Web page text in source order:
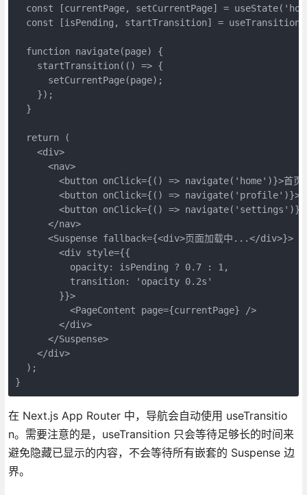
const [currentPage, setCurrentPage] =
const [isPending, startTransition] =
  function navigate(page) {
    startTransition(() => {
      setCurrentPage(page);
    });
  }
  return (
    <div>
      <nav>
<button onClick={() => navigate('home')}>首页
<button onClick={() => navigate('profile')}>
<button onClick={() => navigate('settings')}>
      </nav>
      <Suspense fallback={<div>页面加载中...</div>}>
        <div style={{
          opacity: isPending ? 0.7 : 1,
          transition: 'opacity 0.2s'
        }}>
          <PageContent page={currentPage} />
        </div>
      </Suspense>
    </div>
  );
}
在 Next.js App Router 中，导航会自动使用 useTransitio
n。需要注意的是，useTransition 只会等待足够长的时间来
避免隐藏已显示的内容，不会等待所有嵌套的 Suspense 边
界。